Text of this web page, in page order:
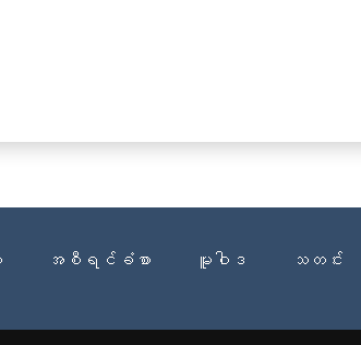
အစီရင်ခံစာ မူဝါဒ သတင်း